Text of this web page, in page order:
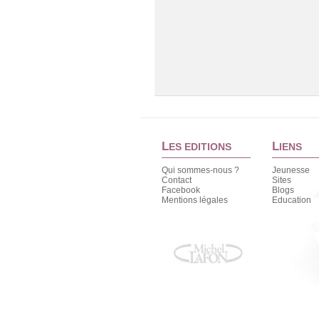
LES EDITIONS
Qui sommes-nous ?
Contact
Facebook
Mentions légales
LIENS
Jeunesse
Sites
Blogs
Education